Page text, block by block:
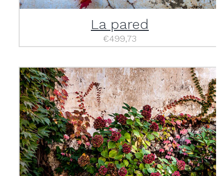
La pared
€499,73